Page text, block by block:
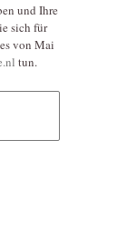
und Ihre
sich für
von Mai
tun.